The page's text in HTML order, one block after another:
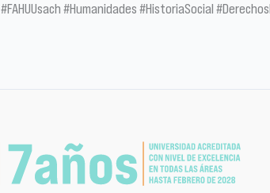
#FAHUUsach #Humanidades #HistoriaSocial